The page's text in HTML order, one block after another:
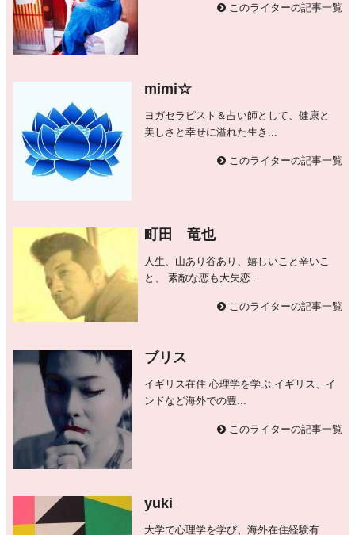
このライターの記事一覧
mimi☆
ヨガセラピスト＆占い師として、健康と
美しさと幸せに溢れた生き...
このライターの記事一覧
町田 竜也
人生、山あり谷あり、嬉しいこと辛いこ
と、 素敵な恋も大失恋...
このライターの記事一覧
ブリス
イギリス在住 心理学を学ぶ イギリス、イ
ンドなど海外での豊...
このライターの記事一覧
yuki
大学で心理学を学び、海外在住経験有